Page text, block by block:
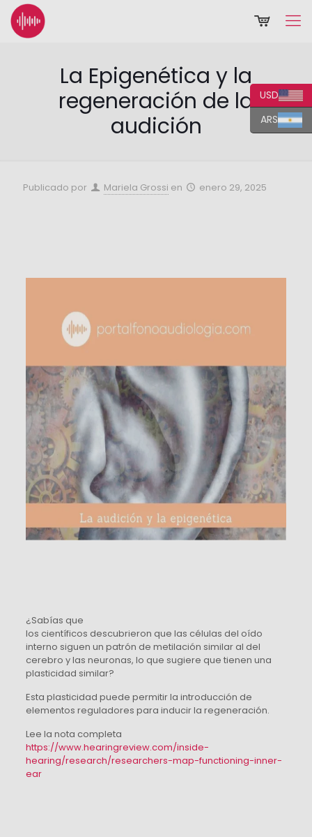
La Epigenética y la
regeneración de la
audición
Publicado por Mariela Grossi en enero 29, 2025
¿Sabías que
los científicos descubrieron que las células del oído
interno siguen un patrón de metilación similar al del
cerebro y las neuronas, lo que sugiere que tienen una
plasticidad similar?
Esta plasticidad puede permitir la introducción de
elementos reguladores para inducir la regeneración.
Lee la nota completa
https://www.hearingreview.com/inside-
hearing/research/researchers-map-functioning-inner-
ear
USD
ARS